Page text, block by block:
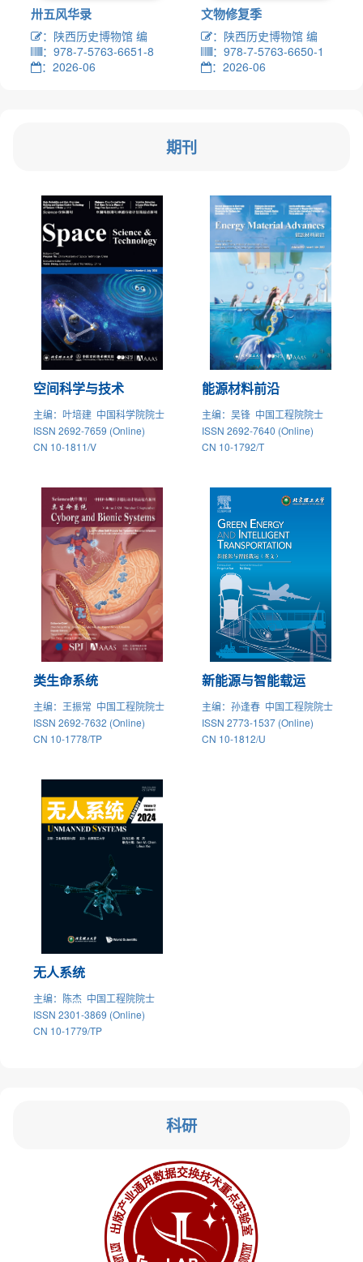
卅五风华录
：陕西历史博物馆 编
：978-7-5763-6651-8
：2026-06
文物修复季
：陕西历史博物馆 编
：978-7-5763-6650-1
：2026-06
期刊
空间科学与技术
主编：叶培建 中国科学院院士
ISSN 2692-7659 (Online)
CN 10-1811/V
能源材料前沿
主编：吴锋 中国工程院院士
ISSN 2692-7640 (Online)
CN 10-1792/T
类生命系统
主编：王振常 中国工程院院士
ISSN 2692-7632 (Online)
CN 10-1778/TP
新能源与智能载运
主编：孙逢春 中国工程院院士
ISSN 2773-1537 (Online)
CN 10-1812/U
无人系统
主编：陈杰 中国工程院院士
ISSN 2301-3869 (Online)
CN 10-1779/TP
科研